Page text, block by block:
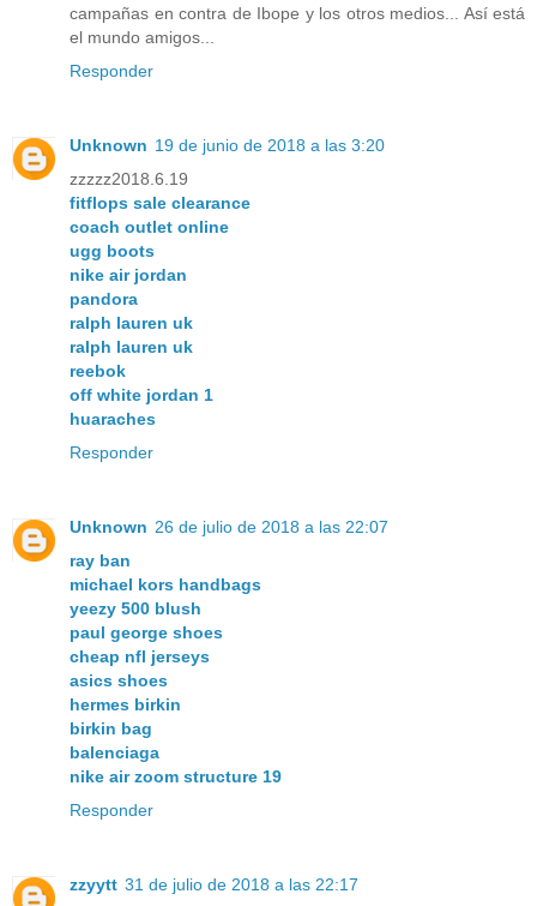
campañas en contra de Ibope y los otros medios... Así está
el mundo amigos...
Responder
Unknown 19 de junio de 2018 a las 3:20
zzzzz2018.6.19
fitflops sale clearance
coach outlet online
ugg boots
nike air jordan
pandora
ralph lauren uk
ralph lauren uk
reebok
off white jordan 1
huaraches
Responder
Unknown 26 de julio de 2018 a las 22:07
ray ban
michael kors handbags
yeezy 500 blush
paul george shoes
cheap nfl jerseys
asics shoes
hermes birkin
birkin bag
balenciaga
nike air zoom structure 19
Responder
zzyytt 31 de julio de 2018 a las 22:17